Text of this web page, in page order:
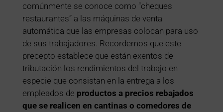
comúnmente se conoce como “cheques
restaurantes” a las máquinas de venta
automática que las empresas colocan para uso
de sus trabajadores. Recordemos que este
precepto establece que están exentos de
tributación los rendimientos del trabajo en
especie que consistan en la entrega a los
empleados de productos a precios rebajados
que se realicen en cantinas o comedores de